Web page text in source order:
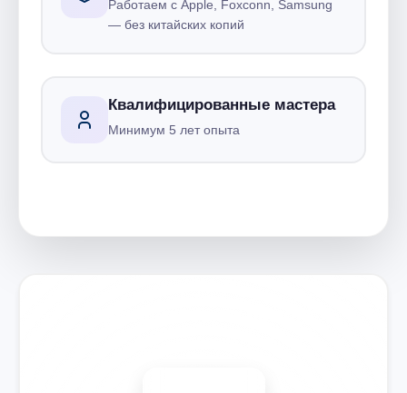
Работаем с Apple, Foxconn, Samsung
— без китайских копий
Квалифицированные мастера
Минимум 5 лет опыта